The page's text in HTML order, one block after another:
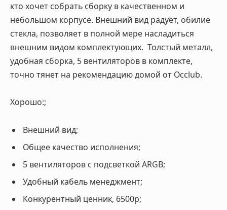
кто хочет собрать сборку в качественном и
небольшом корпусе. Внешний вид радует, обилие
стекла, позволяет в полной мере насладиться
внешним видом комплектующих. Толстый металл,
удобная сборка, 5 вентиляторов в комплекте,
точно тянет на рекомендацию домой от Occlub.
Хорошо:;
Внешний вид;
Общее качество исполнения;
5 вентиляторов с подсветкой ARGB;
Удобный кабель менеджмент;
Конкурентный ценник, 6500р;